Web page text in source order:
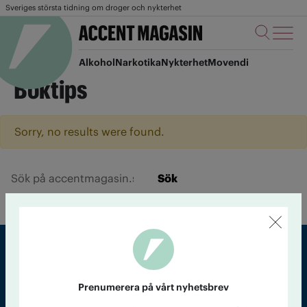
Sveriges största tidning om droger och nykterhet
AlkoholNarkotikaNykterhetMovendi
Boktips
Sorry, no results were found.
Sök
Prenumerera på vårt nyhetsbrev